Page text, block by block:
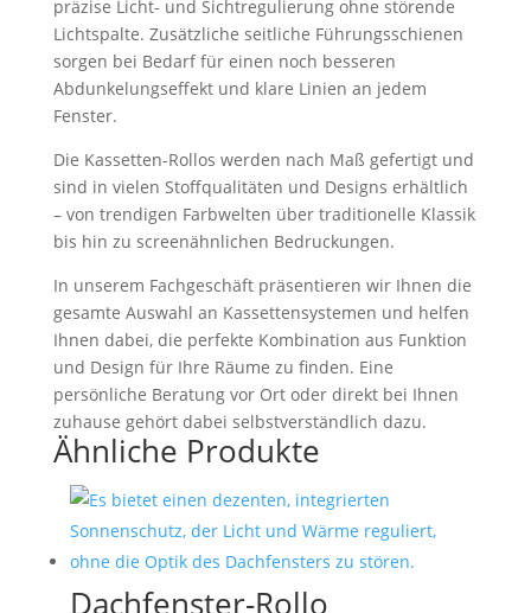
präzise Licht- und Sichtregulierung ohne störende
Lichtspalte. Zusätzliche seitliche Führungsschienen
sorgen bei Bedarf für einen noch besseren
Abdunkelungseffekt und klare Linien an jedem
Fenster.
Die Kassetten-Rollos werden nach Maß gefertigt und
sind in vielen Stoffqualitäten und Designs erhältlich
– von trendigen Farbwelten über traditionelle Klassik
bis hin zu screenähnlichen Bedruckungen.
In unserem Fachgeschäft präsentieren wir Ihnen die
gesamte Auswahl an Kassettensystemen und helfen
Ihnen dabei, die perfekte Kombination aus Funktion
und Design für Ihre Räume zu finden. Eine
persönliche Beratung vor Ort oder direkt bei Ihnen
zuhause gehört dabei selbstverständlich dazu.
Ähnliche Produkte
Dachfenster-Rollo